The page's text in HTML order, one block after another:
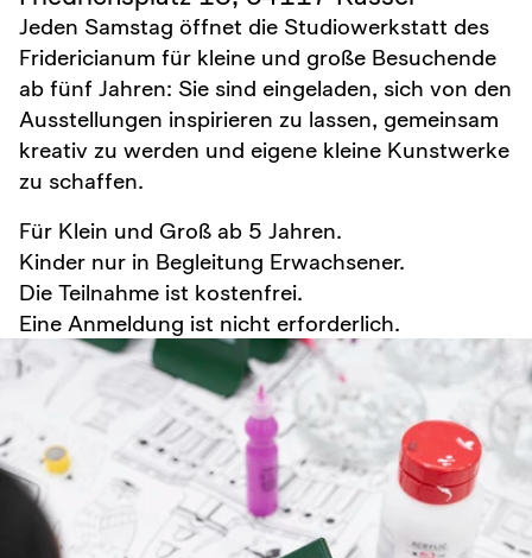
Jeden Samstag öffnet die Studiowerkstatt des
Fridericianum für kleine und große Besuchende
ab fünf Jahren: Sie sind eingeladen, sich von den
Ausstellungen inspirieren zu lassen, gemeinsam
kreativ zu werden und eigene kleine Kunstwerke
zu schaffen.
Für Klein und Groß ab 5 Jahren.
Kinder nur in Begleitung Erwachsener.
Die Teilnahme ist kostenfrei.
Eine Anmeldung ist nicht erforderlich.